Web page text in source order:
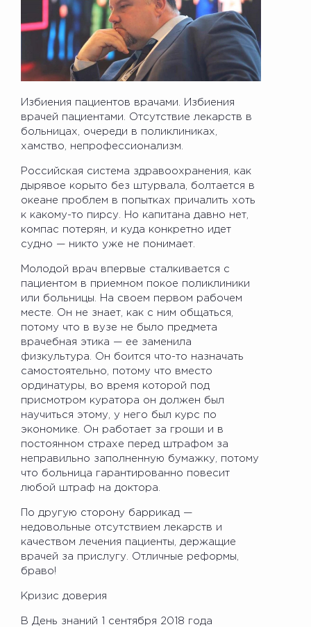
Избиения пациентов врачами. Избиения
врачей пациентами. Отсутствие лекарств в
больницах, очереди в поликлиниках,
хамство, непрофессионализм.
Российская система здравоохранения, как
дырявое корыто без штурвала, болтается в
океане проблем в попытках причалить хоть
к какому-то пирсу. Но капитана давно нет,
компас потерян, и куда конкретно идет
судно — никто уже не понимает.
Молодой врач впервые сталкивается с
пациентом в приемном покое поликлиники
или больницы. На своем первом рабочем
месте. Он не знает, как с ним общаться,
потому что в вузе не было предмета
врачебная этика — ее заменила
физкультура. Он боится что-то назначать
самостоятельно, потому что вместо
ординатуры, во время которой под
присмотром куратора он должен был
научиться этому, у него был курс по
экономике. Он работает за гроши и в
постоянном страхе перед штрафом за
неправильно заполненную бумажку, потому
что больница гарантированно повесит
любой штраф на доктора.
По другую сторону баррикад —
недовольные отсутствием лекарств и
качеством лечения пациенты, держащие
врачей за прислугу. Отличные реформы,
браво!
Кризис доверия
В День знаний 1 сентября 2018 года